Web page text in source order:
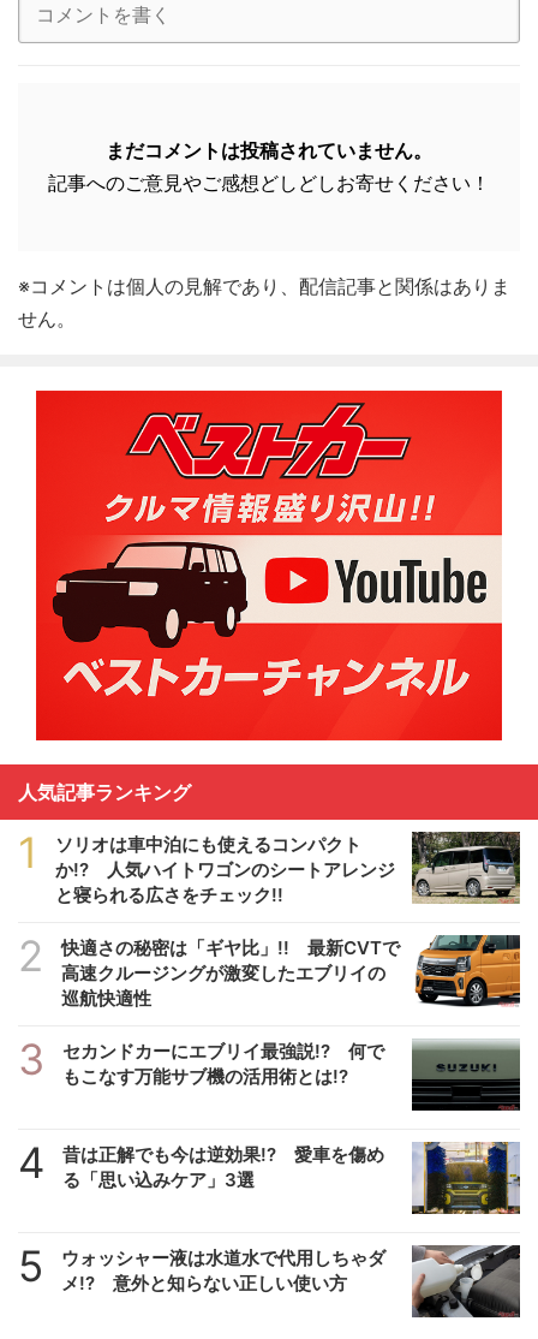
まだコメントは投稿されていません。
記事へのご意見やご感想どしどしお寄せください！
※コメントは個人の見解であり、配信記事と関係はありま
せん。
人気記事ランキング
1
ソリオは車中泊にも使えるコンパクト
か!? 人気ハイトワゴンのシートアレンジ
と寝られる広さをチェック!!
2
快適さの秘密は「ギヤ比」!! 最新CVTで
高速クルージングが激変したエブリイの
巡航快適性
3
セカンドカーにエブリイ最強説!? 何で
もこなす万能サブ機の活用術とは!?
4
昔は正解でも今は逆効果!? 愛車を傷め
る「思い込みケア」3選
5
ウォッシャー液は水道水で代用しちゃダ
メ!? 意外と知らない正しい使い方